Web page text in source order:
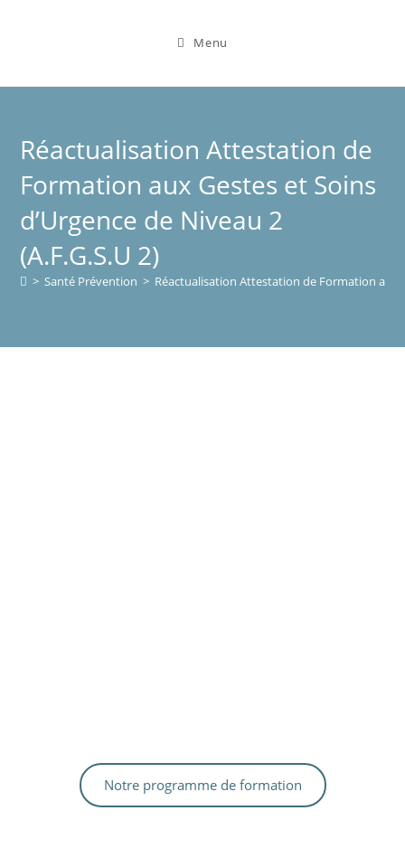
Menu
Réactualisation Attestation de
Formation aux Gestes et Soins
d’Urgence de Niveau 2
(A.F.G.S.U 2)
> Santé Prévention > Réactualisation Attestation de Formation aux
Notre programme de formation